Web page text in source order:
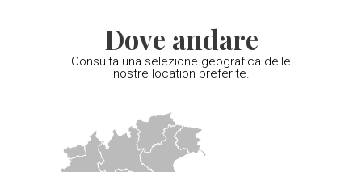
Dove andare
Consulta una selezione geografica delle
nostre location preferite.